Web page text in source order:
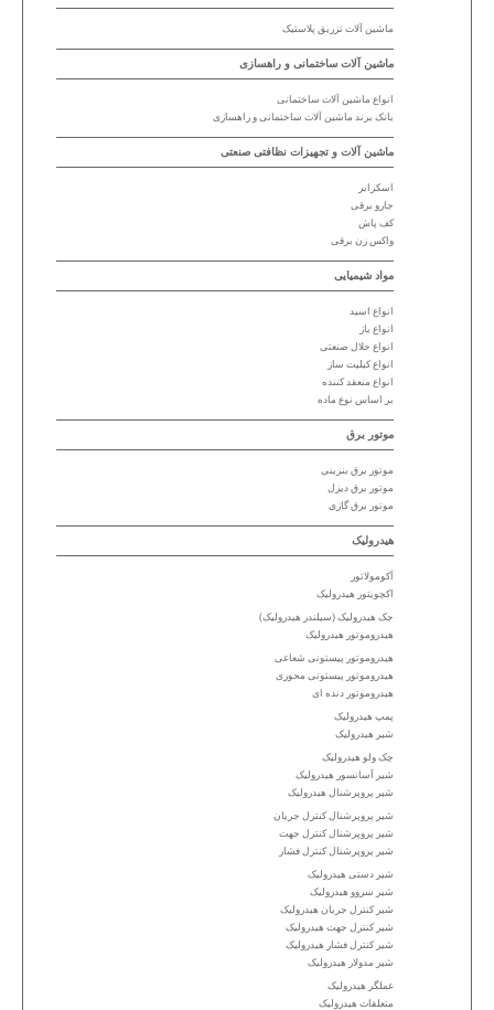
ماشین آلات تزریق پلاستیک
ماشین آلات ساختمانی و راهسازی
انواع ماشین آلات ساختمانی
بانک برند ماشین آلات ساختمانی و راهسازی
ماشین آلات و تجهیزات نظافتی صنعتی
اسکرابر
جارو برقی
کف پاش
واکس زن برقی
مواد شیمیایی
انواع اسید
انواع باز
انواع حلال صنعتی
انواع کیلیت ساز
انواع منعقد کننده
بر اساس نوع ماده
موتور برق
موتور برق بنزینی
موتور برق دیزل
موتور برق گازی
هیدرولیک
آکومولاتور
اکچویتور هیدرولیک
جک هیدرولیک (سیلندر هیدرولیک)
هیدروموتور هیدرولیک
هیدروموتور پیستونی شعاعی
هیدروموتور پیستونی محوری
هیدروموتور دنده ای
پمپ هیدرولیک
شیر هیدرولیک
چک ولو هیدرولیک
شیر آسانسور هیدرولیک
شیر پروپرشنال هیدرولیک
شیر پروپرشنال کنترل جریان
شیر پروپرشنال کنترل جهت
شیر پروپرشنال کنترل فشار
شیر دستی هیدرولیک
شیر سروو هیدرولیک
شیر کنترل جریان هیدرولیک
شیر کنترل جهت هیدرولیک
شیر کنترل فشار هیدرولیک
شیر مدولار هیدرولیک
عملگر هیدرولیک
متعلقات هیدرولیک